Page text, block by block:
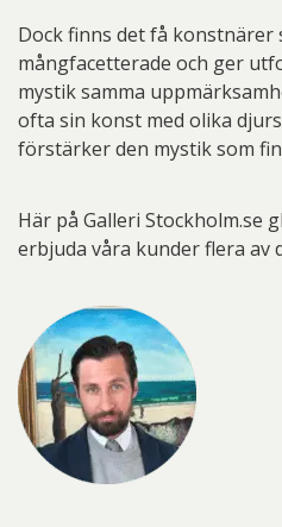
Dock finns det få konstnärer
mångfacetterade och ger
mystik samma
ofta sin konst med olika
förstärker den mystik som
Här på Galleri Stockholm.se
erbjuda våra kunder flera av